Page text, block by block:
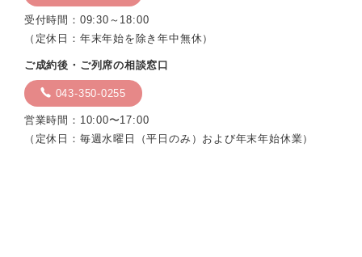
受付時間：09:30～18:00
（定休日：年末年始を除き年中無休）
ご成約後・ご列席の相談窓口
043-350-0255
営業時間：10:00〜17:00
（定休日：毎週水曜日（平日のみ）および年末年始休業）